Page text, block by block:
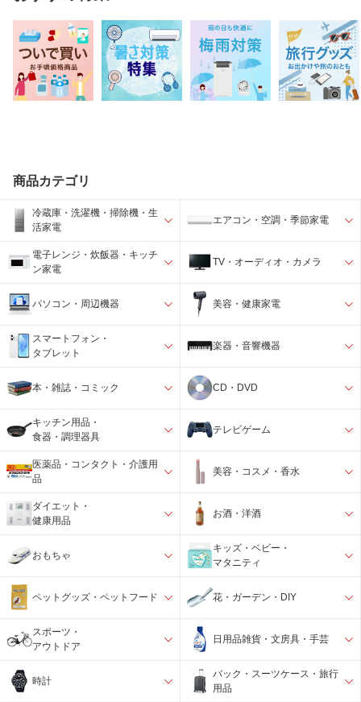
商品カテゴリ
冷蔵庫・洗濯機・掃除機・生
活家電
エアコン・空調・季節家電
電子レンジ・炊飯器・キッチ
ン家電
TV・オーディオ・カメラ
パソコン・周辺機器 美容・健康家電
スマートフォン・
タブレット
楽器・音響機器
本・雑誌・コミック CD・DVD
キッチン用品・
食器・調理器具
テレビゲーム
医薬品・コンタクト・介護用
品
美容・コスメ・香水
ダイエット・
健康用品
お酒・洋酒
おもちゃ
キッズ・ベビー・
マタニティ
ペットグッズ・ペットフード 花・ガーデン・DIY
スポーツ・
アウトドア
日用品雑貨・文房具・手芸
時計
バック・スーツケース・旅行
用品